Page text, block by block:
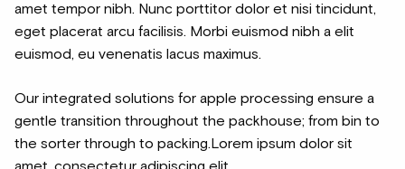
amet tempor nibh. Nunc porttitor dolor et nisi tincidunt,
eget placerat arcu facilisis. Morbi euismod nibh a elit
euismod, eu venenatis lacus maximus.
Our integrated solutions for apple processing ensure a
gentle transition throughout the packhouse; from bin to
the sorter through to packing.Lorem ipsum dolor sit
amet, consectetur adipiscing elit.